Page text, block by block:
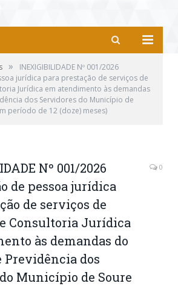
»
INEXIGIBILIDADE Nº 001/2026
jurídica para prestação de serviços de
Jurídica em atendimento às demandas
dos Servidores do Município de
período de 12 (doze) meses)
Nº 001/2026
de pessoa jurídica
de serviços de
Consultoria Jurídica
às demandas do
dos
Município de Soure
0